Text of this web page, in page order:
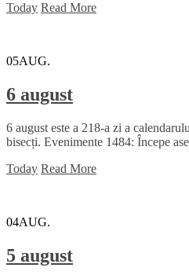
Today Read More
05AUG.
6 august
6 august este a 218-a zi a
bisecți. Evenimente 1484: Începe
Today Read More
04AUG.
5 august